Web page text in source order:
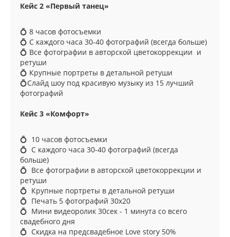
Кейс 2 «Первый танец»
💍 8 часов фотосъемки
💍 С каждого часа 30-40 фотографий (всегда больше)
💍 Все фотографии в авторской цветокоррекции и
ретуши
💍 Крупные портреты в детальной ретуши
💍Слайд шоу под красивую музыку из 15 лучший
фотографий
Кейс 3 «Комфорт»
💍 10 часов фотосъемки
💍 С каждого часа 30-40 фотографий (всегда
больше)
💍 Все фотографии в авторской цветокоррекции и
ретуши
💍 Крупные портреты в детальной ретуши
💍 Печать 5 фотографий 30x20
💍 Мини видеоролик 30сек - 1 минута со всего
свадебного дня
💍 Скидка на предсвадебное Love story 50%